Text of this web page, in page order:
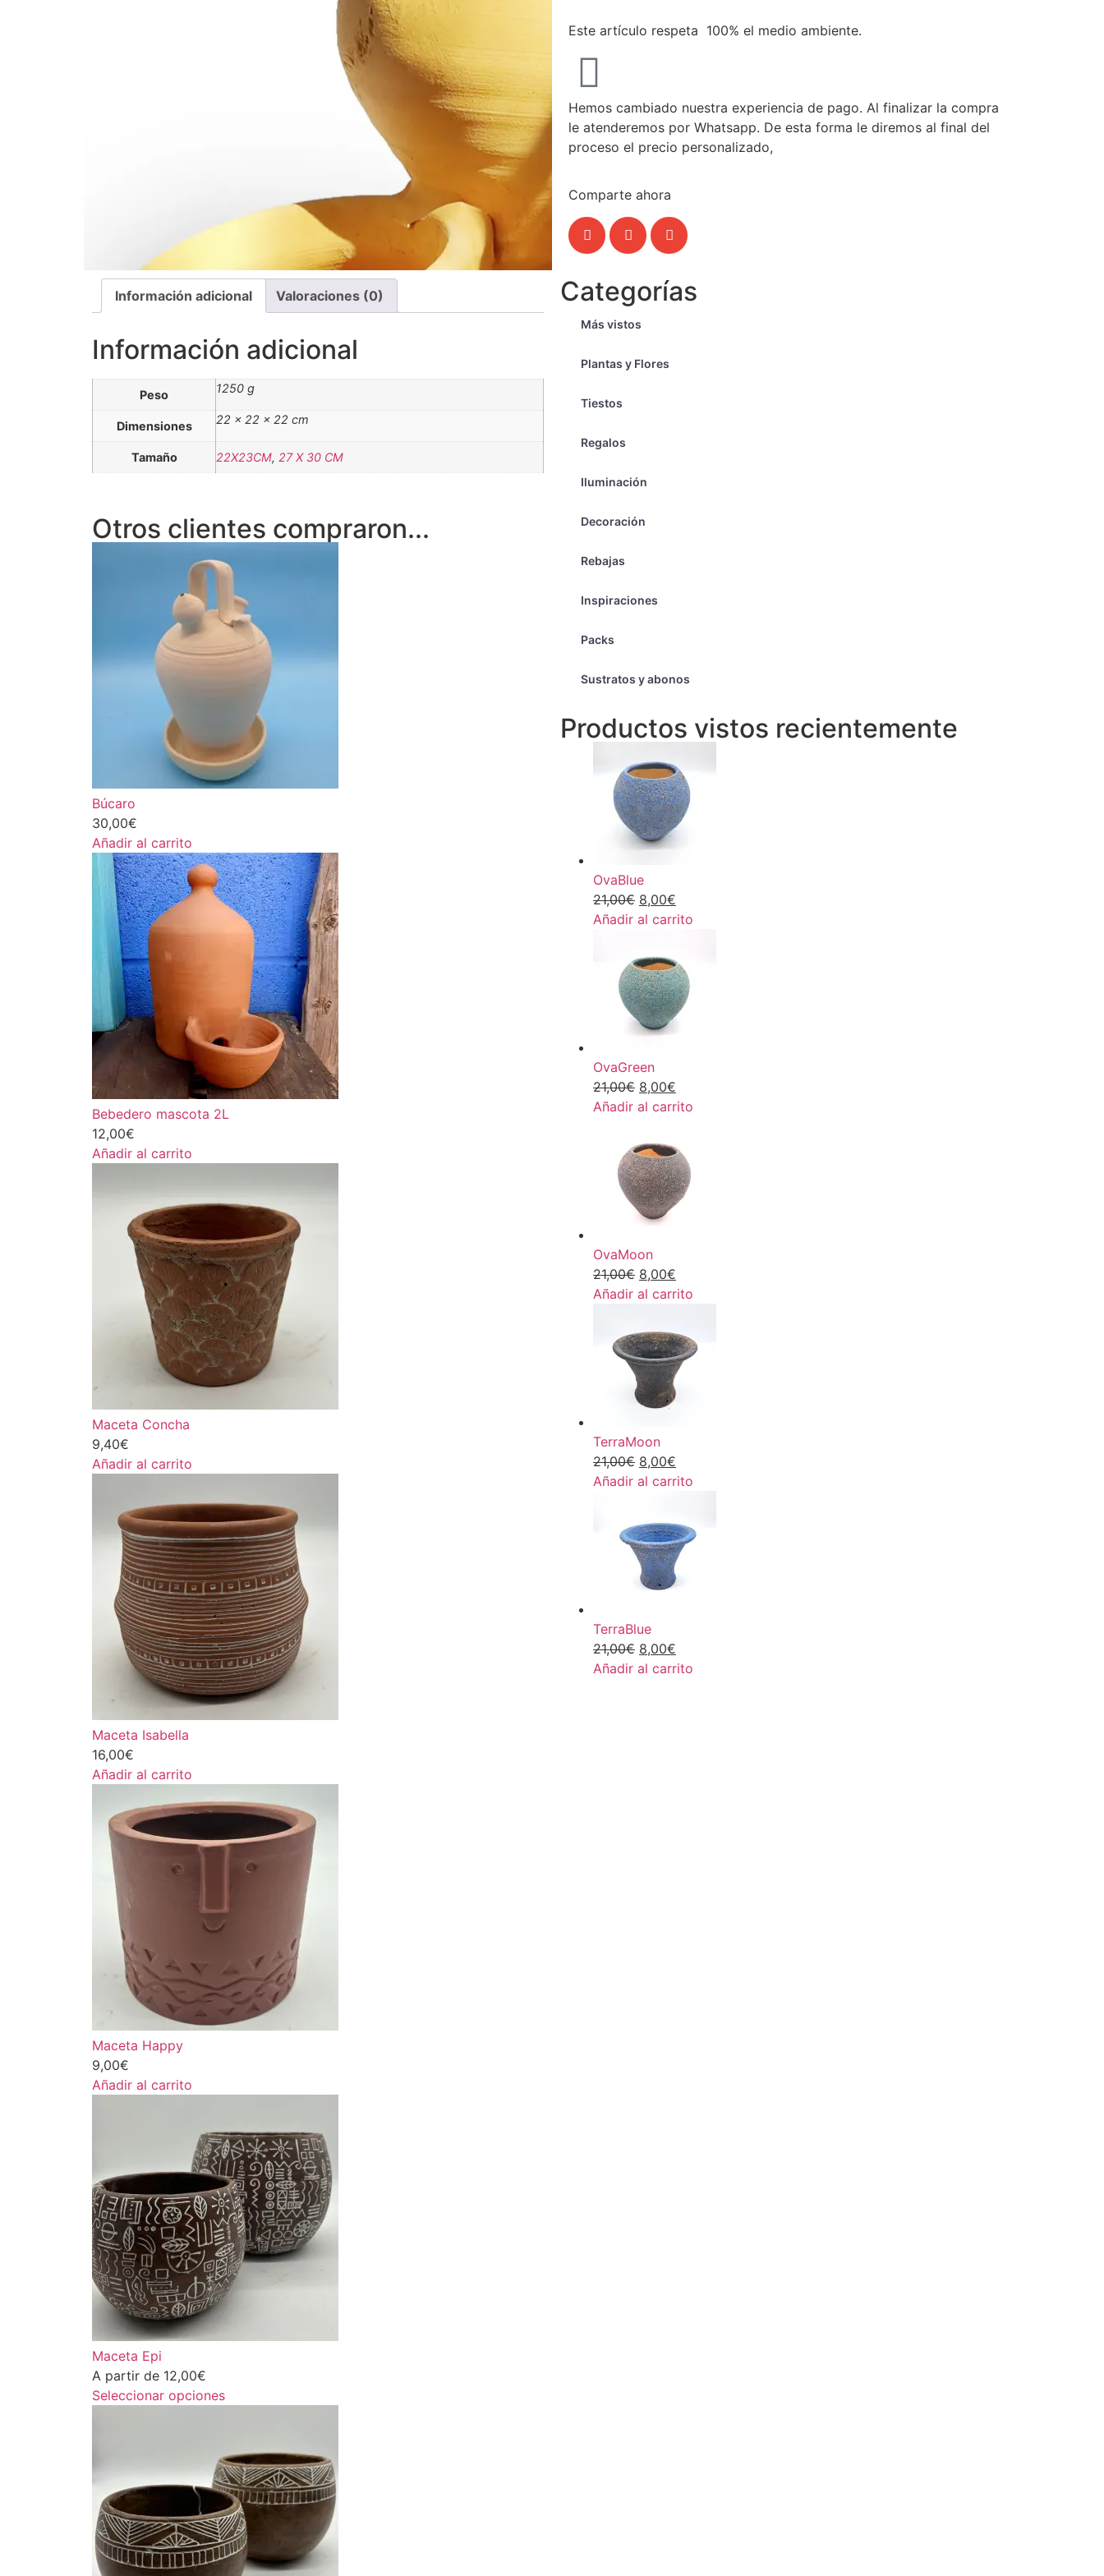
Este artículo respeta 100% el medio ambiente.
Hemos cambiado nuestra experiencia de pago. Al finalizar la compra
le atenderemos por Whatsapp. De esta forma le diremos al final del
proceso el precio personalizado,
Comparte ahora
Información adicional Valoraciones (0)
Información adicional
Peso 1250 g
Dimensiones 22 × 22 × 22 cm
Tamaño 22X23CM, 27 X 30 CM
Otros clientes compraron...
Búcaro
30,00€
Añadir al carrito
Bebedero mascota 2L
12,00€
Añadir al carrito
Maceta Concha
9,40€
Añadir al carrito
Maceta Isabella
16,00€
Añadir al carrito
Maceta Happy
9,00€
Añadir al carrito
Maceta Epi
A partir de 12,00€
Seleccionar opciones
Categorías
Más vistos
Plantas y Flores
Tiestos
Regalos
Iluminación
Decoración
Rebajas
Inspiraciones
Packs
Sustratos y abonos
Productos vistos recientemente
OvaBlue
21,00€ 8,00€
Añadir al carrito
OvaGreen
21,00€ 8,00€
Añadir al carrito
OvaMoon
21,00€ 8,00€
Añadir al carrito
TerraMoon
21,00€ 8,00€
Añadir al carrito
TerraBlue
21,00€ 8,00€
Añadir al carrito